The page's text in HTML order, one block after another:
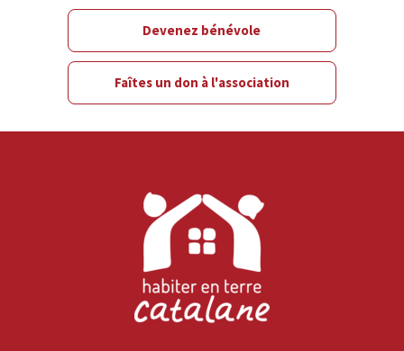
Devenez bénévole
Faîtes un don à l'association